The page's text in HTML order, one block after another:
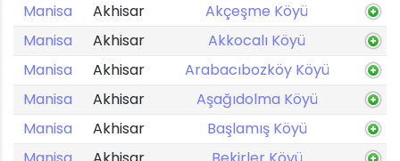
Manisa
Akhisar
Akçeşme Köyü
Manisa
Akhisar
Akkocalı Köyü
Manisa
Akhisar
Arabacıbozköy Köyü
Manisa
Akhisar
Aşağıdolma Köyü
Manisa
Akhisar
Başlamış Köyü